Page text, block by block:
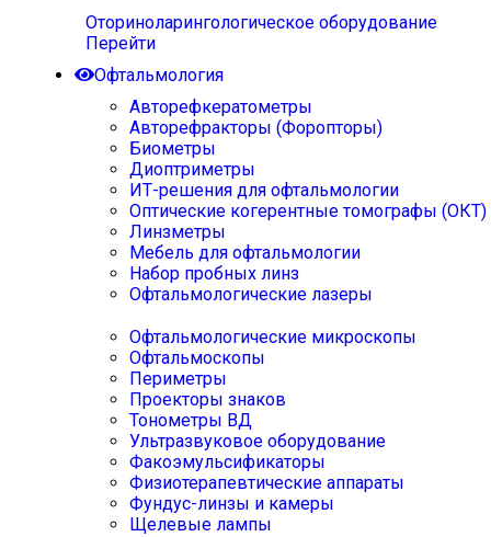
Оториноларингологическое оборудование
Перейти
Офтальмология
Авторефкератометры
Авторефракторы (Форопторы)
Биометры
Диоптриметры
ИТ-решения для офтальмологии
Оптические когерентные томографы (ОКТ)
Линзметры
Мебель для офтальмологии
Набор пробных линз
Офтальмологические лазеры
Офтальмологические микроскопы
Офтальмоскопы
Периметры
Проекторы знаков
Тонометры ВД
Ультразвуковое оборудование
Факоэмульсификаторы
Физиотерапевтические аппараты
Фундус-линзы и камеры
Щелевые лампы